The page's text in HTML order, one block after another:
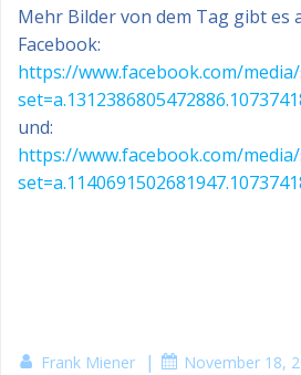
Mehr Bilder von dem Tag gibt es
Facebook:
https://www.facebook.com/
und:
https://www.facebook.com/
Frank Miener | November 18,